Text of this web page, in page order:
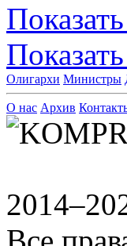
Олигархи Министры
О нас Архив